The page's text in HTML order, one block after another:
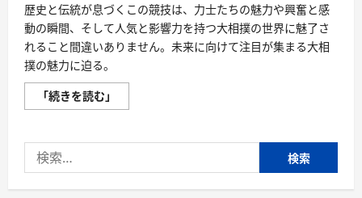
歴史と伝統が息づくこの競技は、力士たちの魅力や興奮と感
動の瞬間、そして人気と影響力を持つ大相撲の世界に魅了さ
れること間違いありません。未来に向けて注目が集まる大相
撲の魅力に迫る。
「続きを読む」
相
Sumo
Essence
of
索: